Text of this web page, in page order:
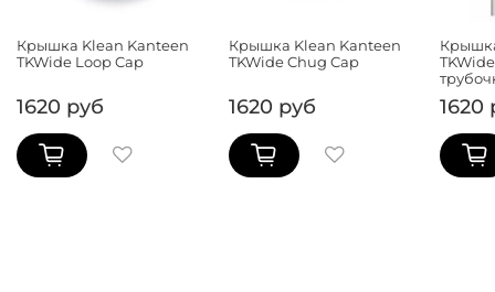
Крышка Klean Kanteen
TKWide Loop Cap
1620 руб
Крышка Klean Kanteen
TKWide Chug Cap
1620 руб 1620